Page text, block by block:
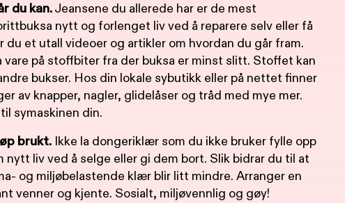
du kan.Jeansene du allerede har er de mest
nytt og forlenget liv ved å reparere selv eller få
du et utall videoer og artikler om hvordan du går fram.
vare på stoffbiter fra der buksa er minst slitt. Stoffet kan
bukser. Hos din lokale sybutikk eller på nettet finner
av knapper, nagler, glidelåser og tråd med mye mer.
symaskinen din.
brukt. Ikke la dongeriklær som du ikke bruker fylle opp
nytt liv ved å selge eller gi dem bort. Slik bidrar du til at
og miljøbelastende klær blir litt mindre. Arranger en
venner og kjente. Sosialt, miljøvennlig og gøy!